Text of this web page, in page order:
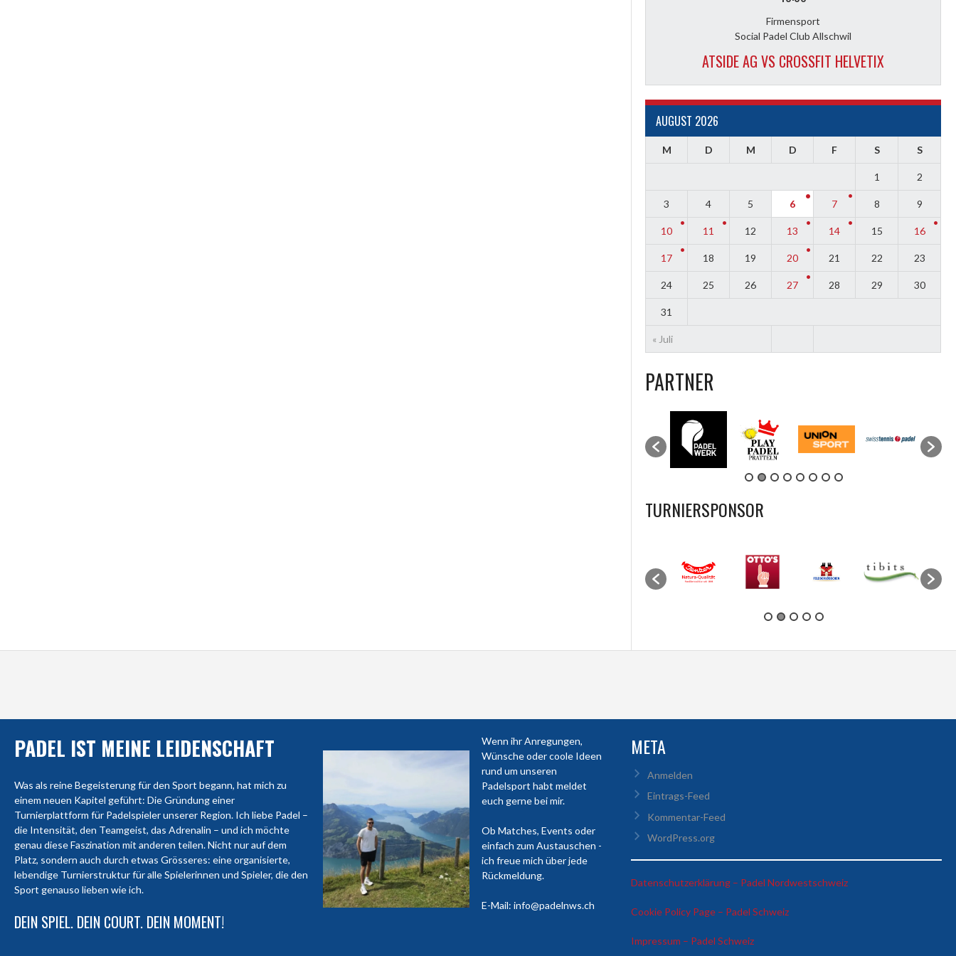
Firmensport
Social Padel Club Allschwil
ATSIDE AG VS CROSSFIT HELVETIX
AUGUST 2026
M D M D F S S
« Juli
1 2
3 4 5 6 7 8 9
10 11 12 13 14 15 16
17 18 19 20 21 22 23
24 25 26 27 28 29 30
31
PARTNER
TURNIERSPONSOR
PADEL IST MEINE LEIDENSCHAFT
Was als reine Begeisterung für den Sport begann, hat mich zu
einem neuen Kapitel geführt: Die Gründung einer
Turnierplattform für Padelspieler unserer Region. Ich liebe Padel –
die Intensität, den Teamgeist, das Adrenalin – und ich möchte
genau diese Faszination mit anderen teilen. Nicht nur auf dem
Platz, sondern auch durch etwas Grösseres: eine organisierte,
lebendige Turnierstruktur für alle Spielerinnen und Spieler, die den
Sport genauso lieben wie ich.
DEIN SPIEL. DEIN COURT. DEIN MOMENT!
Wenn ihr Anregungen,
Wünsche oder coole Ideen
rund um unseren
Padelsport habt meldet
euch gerne bei mir.
Ob Matches, Events oder
einfach zum Austauschen -
ich freue mich über jede
Rückmeldung.
E-Mail: info@padelnws.ch
META
Anmelden
Eintrags-Feed
Kommentar-Feed
WordPress.org
Datenschutzerklärung – Padel Nordwestschweiz:
Cookie Policy Page – Padel Schweiz:
Impressum – Padel Schweiz: